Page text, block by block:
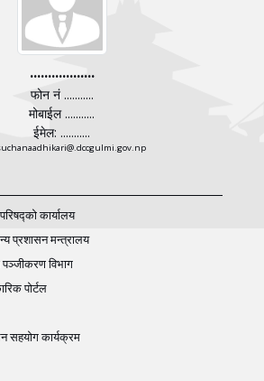
..................
फोन नं ...........
मोबाईल ...........
ईमेल: ...........
कार्यालय
प्रशासन मन्त्रालय
पञ्‍जीकरण विभाग
पोर्टल
सहयोग कार्यक्रम